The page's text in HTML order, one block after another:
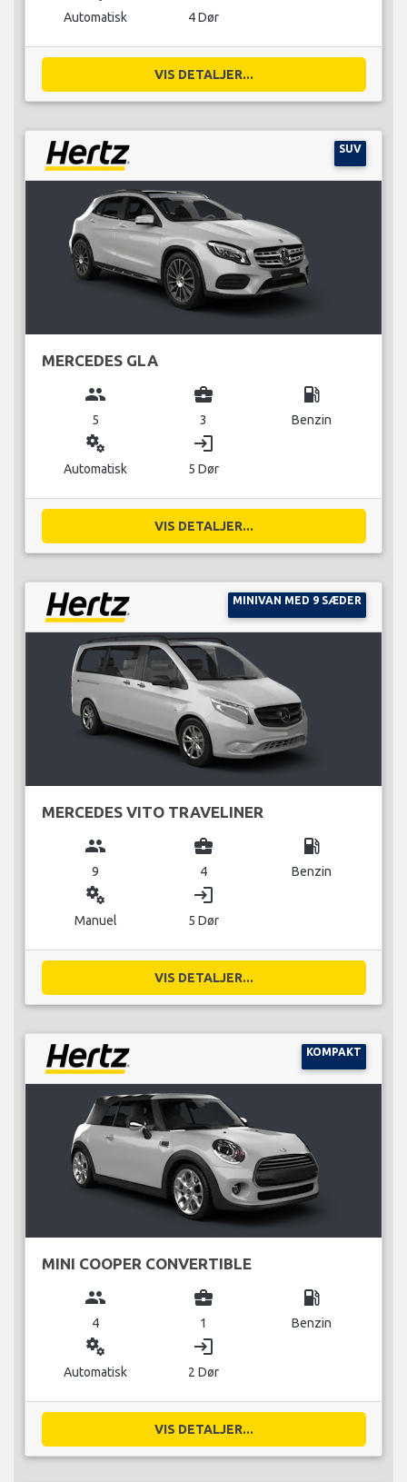
Automatisk 4 Dør
VIS DETALJER...
SUV
MERCEDES GLA
group
5
business_center
3
local_gas_station
Benzin
miscellaneous_services
Automatisk
login
5 Dør
VIS DETALJER...
MINIVAN MED 9 SÆDER
MERCEDES VITO TRAVELINER
group
9
business_center
4
local_gas_station
Benzin
miscellaneous_services
Manuel
login
5 Dør
VIS DETALJER...
KOMPAKT
MINI COOPER CONVERTIBLE
group
4
business_center
1
local_gas_station
Benzin
miscellaneous_services
Automatisk
login
2 Dør
VIS DETALJER...